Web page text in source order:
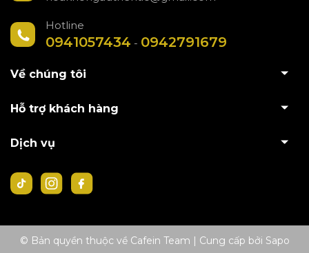
Hotline
0941057434 - 0942791679
Về chúng tôi
Hỗ trợ khách hàng
Dịch vụ
© Bản quyền thuộc về Cafein Team | Cung cấp bởi Sapo